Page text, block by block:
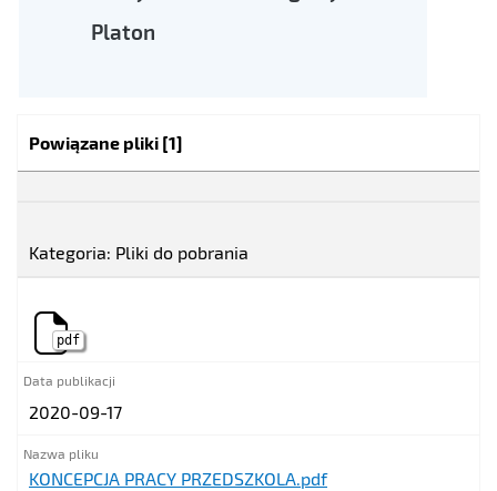
Platon
Kategoria:
Powiązane pliki [1]
Kategoria: Pliki do pobrania
pdf
2020-09-17
KONCEPCJA PRACY PRZEDSZKOLA.pdf